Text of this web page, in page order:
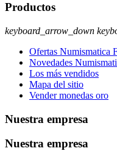
Productos
keyboard_arrow_down
Ofertas Numismatica
Novedades
Los más vendidos
Mapa del sitio
Vender monedas oro
Nuestra empresa
Nuestra empresa